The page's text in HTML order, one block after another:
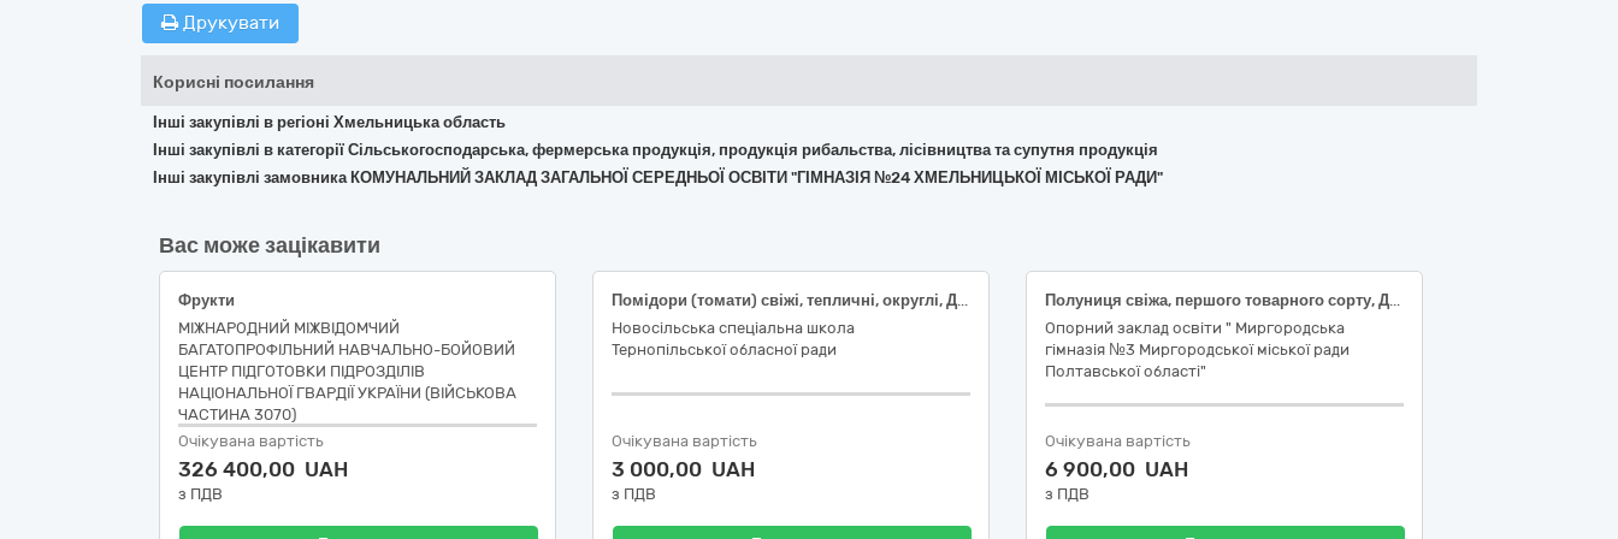
Друкувати
Корисні посилання
Інші закупівлі в регіоні Хмельницька область
Інші закупівлі в категорії Сільськогосподарська, фермерська продукція, продукція рибальства, лісівництва та супутня продукція
Інші закупівлі замовника КОМУНАЛЬНИЙ ЗАКЛАД ЗАГАЛЬНОЇ СЕРЕДНЬОЇ ОСВІТИ "ГІМНАЗІЯ №24 ХМЕЛЬНИЦЬКОЇ МІСЬКОЇ РАДИ"
Вас може зацікавити
Фрукти
МІЖНАРОДНИЙ МІЖВІДОМЧИЙ
БАГАТОПРОФІЛЬНИЙ НАВЧАЛЬНО-БОЙОВИЙ
ЦЕНТР ПІДГОТОВКИ ПІДРОЗДІЛІВ
НАЦІОНАЛЬНОЇ ГВАРДІЇ УКРАЇНИ (ВІЙСЬКОВА
ЧАСТИНА 3070)
Очікувана вартість
326 400,00 UAH
з ПДВ
Помідори (томати) свіжі, тепличні, округлі, ДСТУ 3246; Огірки свіжі, тепличні, довгоплідні (понад 25см), ДСТУ 3247
Новосільська спеціальна школа
Тернопільської обласної ради
Очікувана вартість
3 000,00 UAH
з ПДВ
Полуниця свіжа, першого товарного сорту, ДСТУ 7653
Опорний заклад освіти " Миргородська
гімназія №3 Миргородської міської ради
Полтавської області"
Очікувана вартість
6 900,00 UAH
з ПДВ